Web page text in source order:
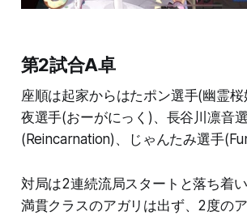
第2試合A卓
座順は起家からはたポン選手(幽霊
夜選手(おーがにっく)、長谷川凛音
(Reincarnation)、じゃんたみ選手
対局は2連続流局スタートと落ち着い
満貫クラスのアガリは出ず、2度の